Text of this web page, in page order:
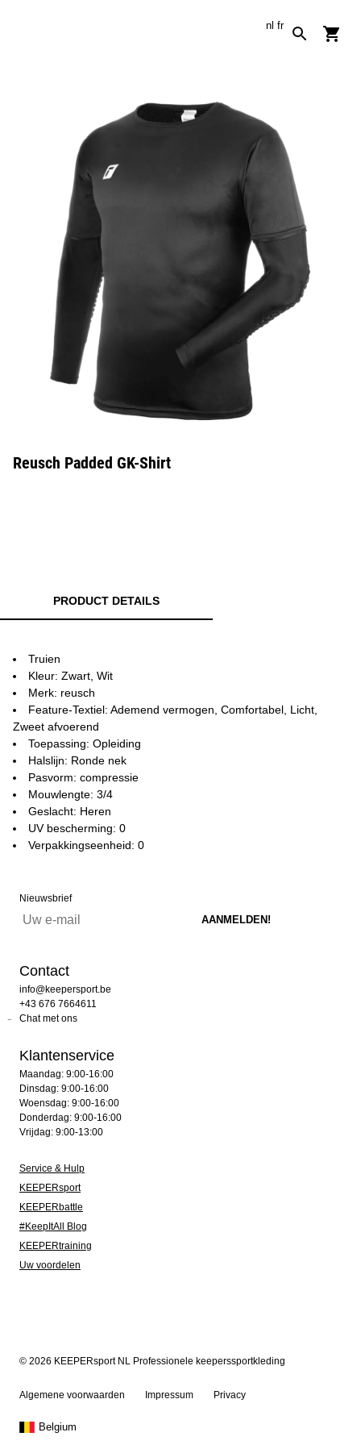
nl fr
Reusch Padded GK-Shirt
PRODUCT DETAILS
Truien
Kleur: Zwart, Wit
Merk: reusch
Feature-Textiel: Ademend vermogen, Comfortabel, Licht,
Zweet afvoerend
Toepassing: Opleiding
Halslijn: Ronde nek
Pasvorm: compressie
Mouwlengte: 3/4
Geslacht: Heren
UV bescherming: 0
Verpakkingseenheid: 0
Nieuwsbrief
Contact
info@keepersport.be
+43 676 7664611
Chat met ons
Klantenservice
Maandag: 9:00-16:00
Dinsdag: 9:00-16:00
Woensdag: 9:00-16:00
Donderdag: 9:00-16:00
Vrijdag: 9:00-13:00
Service & Hulp
KEEPERsport
KEEPERbattle
#KeepItAll Blog
KEEPERtraining
Uw voordelen
© 2026 KEEPERsport NL Professionele keeperssportkleding
Algemene voorwaarden Impressum Privacy
Belgium